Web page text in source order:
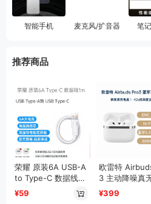
智能手机 麦克风/扩音器 笔
音箱/音响 智能手表
推荐商品
荣耀 原装6A USB-A
to Type-C 数据线
适配华为
¥59
欧雷特
3 主动降噪真
牙耳机
¥399